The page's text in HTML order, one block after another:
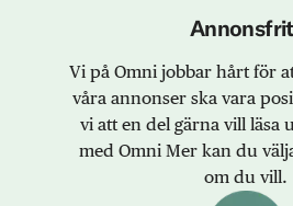
Vi på Omni jobbar hårt för
våra annonser ska vara
vi att en del gärna vill läsa
med Omni Mer kan du
om du vill.